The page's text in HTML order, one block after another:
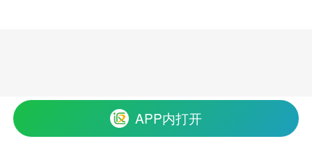
APP内打开